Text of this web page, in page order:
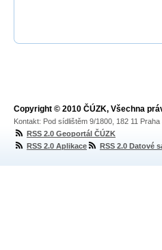
Copyright © 2010 ČÚZK, Všechna
Kontakt: Pod sídlištěm 9/1800, 182 11
RSS 2.0 Geoportál ČÚZK
RSS 2.0 Aplikace
RSS 2.0 Datové